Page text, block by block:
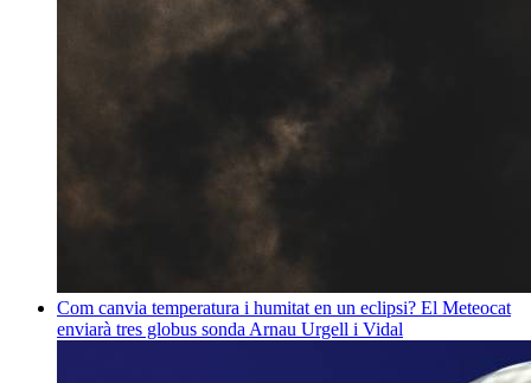
Com canvia temperatura i humitat en un eclipsi? El Meteocat
enviarà tres globus sonda Arnau Urgell i Vidal